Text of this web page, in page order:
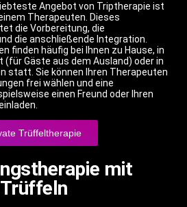
Angebot von Triptherapie ist
Therapeuten. Dieses
die Vorbereitung, die
die anschließende Integration.
finden häufig bei Ihnen zu Hause, in
Gäste aus dem Ausland) oder in
statt. Sie können Ihren Therapeuten
frei wählen und eine
einen Freund oder Ihren
Trüffeltherapie
mit
Trüffeln